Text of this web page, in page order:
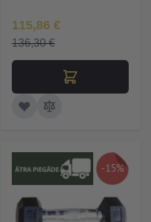
Īpaša Cena
115,86 €
136,30 €
-15%